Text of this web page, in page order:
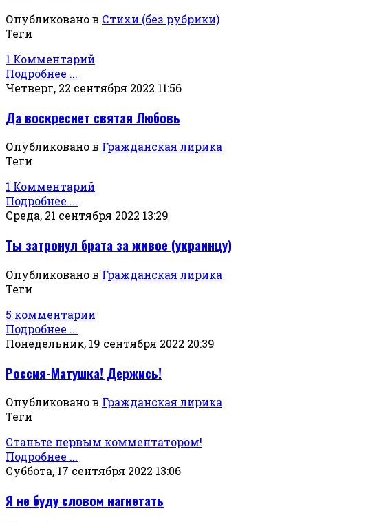
Опубликовано в Стихи (без рубрики)
Теги
1 Комментарий
Подробнее ...
Четверг, 22 сентября 2022 11:56
Да воскреснет святая Любовь
Опубликовано в Гражданская лирика
Теги
1 Комментарий
Подробнее ...
Среда, 21 сентября 2022 13:29
Ты затронул брата за живое (украинцу)
Опубликовано в Гражданская лирика
Теги
5 комментарии
Подробнее ...
Понедельник, 19 сентября 2022 20:39
Россия-Матушка! Держись!
Опубликовано в Гражданская лирика
Теги
Станьте первым комментатором!
Подробнее ...
Суббота, 17 сентября 2022 13:06
Я не буду словом нагнетать